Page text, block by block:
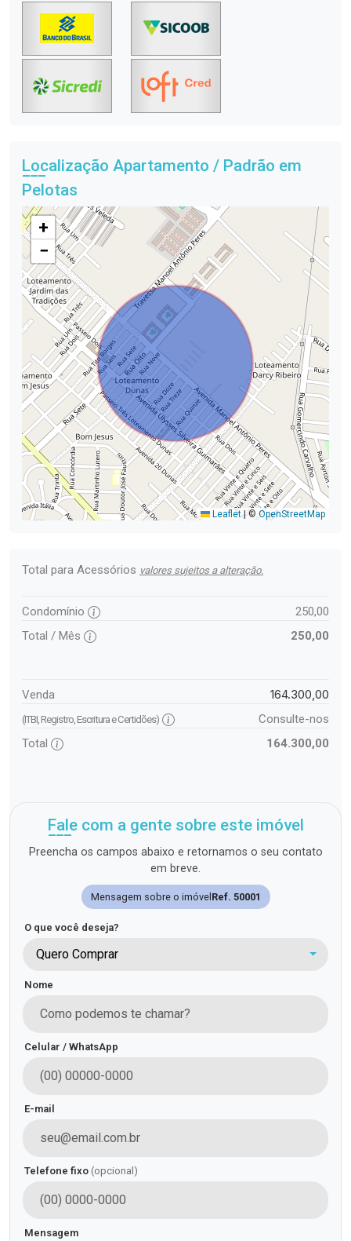
Localização Apartamento / Padrão em
Pelotas
+
−
Leaflet |©OpenStreetMap
Total para Acessórios valores sujeitos a alteração.
Condomínio
250,00
Total / Mês
250,00
Venda 164.300,00
(ITBI, Registro, Escritura e Certidões)
Consulte-nos
Total
164.300,00
Fale com a gente sobre este imóvel
Preencha os campos abaixo e retornamos o seu contato
em breve.
Mensagem sobre o imóvel Ref. 50001
O que você deseja?
Quero Comprar
Nome
Celular / WhatsApp
E-mail
Telefone fixo (opcional)
Mensagem